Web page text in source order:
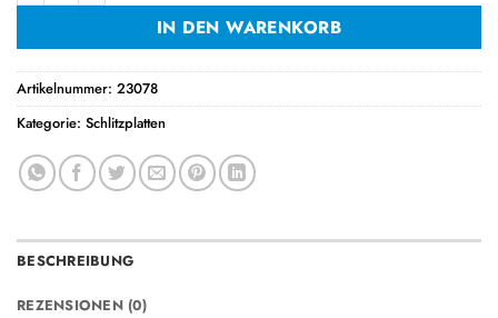
IN DEN WARENKORB
Artikelnummer: 23078
Kategorie: Schlitzplatten
BESCHREIBUNG
REZENSIONEN (0)